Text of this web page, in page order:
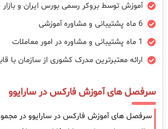
آموزش توسط بروکر رسمی بورس ایران و بازار
6 ماه پشتیبانی و مشاوره آموزشی
1 ماه پشتیبانی و مشاوره در امور معاملات
ارائه معتبرترین مدرک کشوری از سازمان با
سرفصل های آموزش فارکس در سارایوو